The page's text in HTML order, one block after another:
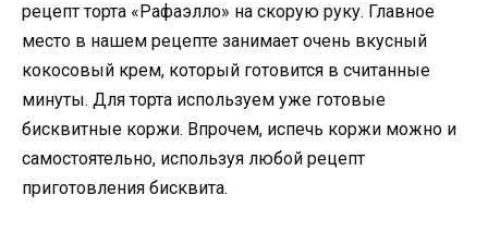
рецепт торта «Рафаэлло» на скорую руку. Главное
место в нашем рецепте занимает очень вкусный
кокосовый крем, который готовится в считанные
минуты. Для торта используем уже готовые
бисквитные коржи. Впрочем, испечь коржи можно и
самостоятельно, используя любой рецепт
приготовления бисквита.